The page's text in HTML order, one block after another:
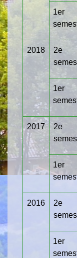
1er
2018 2e
1er
2017 2e
1er
2016 2e
1er